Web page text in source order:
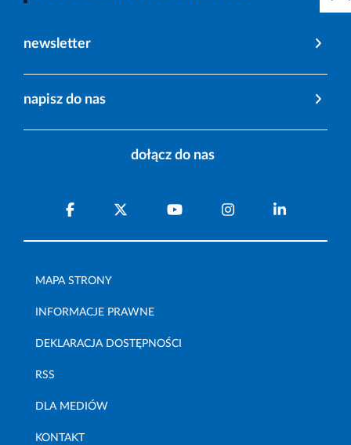
newsletter
napisz do nas
dołącz do nas
MAPA STRONY
INFORMACJE PRAWNE
DEKLARACJA DOSTĘPNOŚCI
RSS
DLA MEDIÓW
KONTAKT